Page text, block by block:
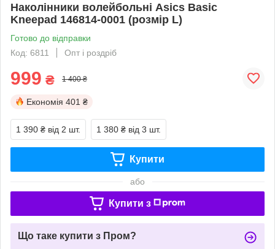
Наколінники волейбольні Asics Basic
Kneepad 146814-0001 (розмір L)
Готово до відправки
Код: 6811
Опт і роздріб
999 ₴ 1 400 ₴
Економія 401 ₴
1 390 ₴ від 2 шт. 1 380 ₴ від 3 шт.
Купити
або
Купити з
Що таке купити з Пром?